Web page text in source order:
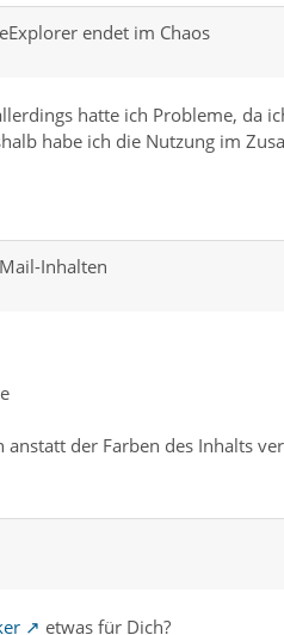
endet im Chaos
hatte ich Probleme, da
habe ich die Nutzung im
Inhalten
der Farben des Inhalts
etwas für Dich?